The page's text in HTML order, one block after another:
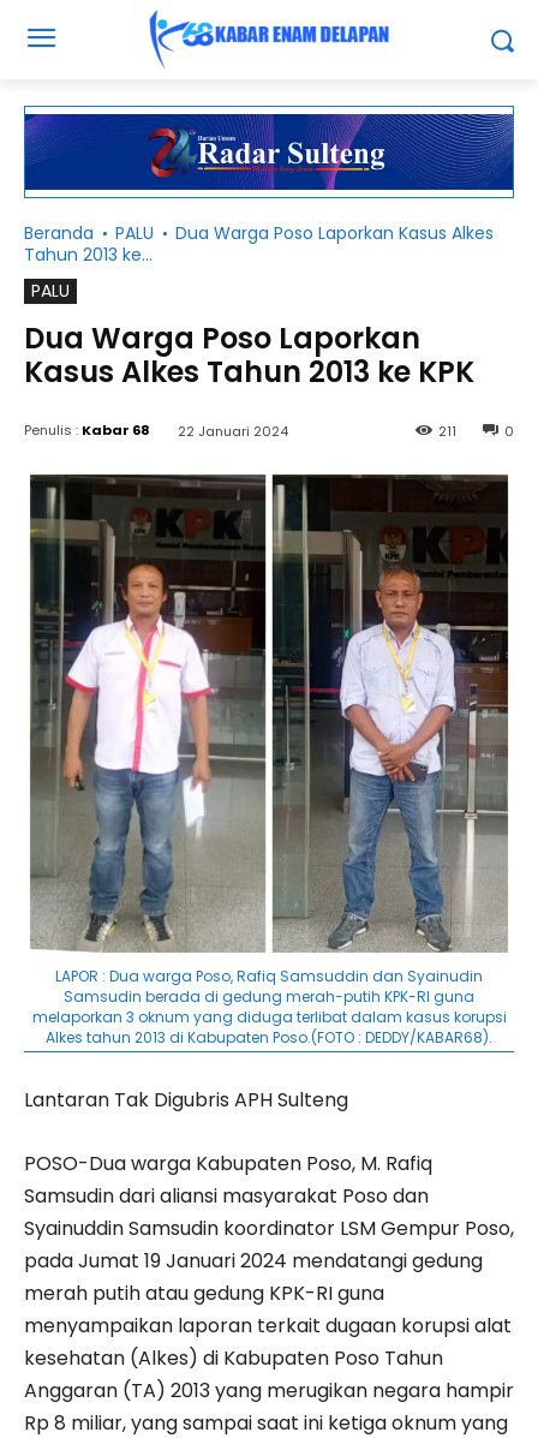
Beranda PALU
Dua Warga Poso Laporkan Kasus Alkes
Tahun 2013 ke...
PALU
Dua Warga Poso Laporkan
Kasus Alkes Tahun 2013 ke KPK
Penulis : Kabar 68 22 Januari 2024 0
211
LAPOR : Dua warga Poso, Rafiq Samsuddin dan Syainudin
Samsudin berada di gedung merah-putih KPK-RI guna
melaporkan 3 oknum yang diduga terlibat dalam kasus korupsi
Alkes tahun 2013 di Kabupaten Poso.(FOTO : DEDDY/KABAR68).
Lantaran Tak Digubris APH Sulteng
POSO-Dua warga Kabupaten Poso, M. Rafiq
Samsudin dari aliansi masyarakat Poso dan
Syainuddin Samsudin koordinator LSM Gempur Poso,
pada Jumat 19 Januari 2024 mendatangi gedung
merah putih atau gedung KPK-RI guna
menyampaikan laporan terkait dugaan korupsi alat
kesehatan (Alkes) di Kabupaten Poso Tahun
Anggaran (TA) 2013 yang merugikan negara hampir
Rp 8 miliar, yang sampai saat ini ketiga oknum yang